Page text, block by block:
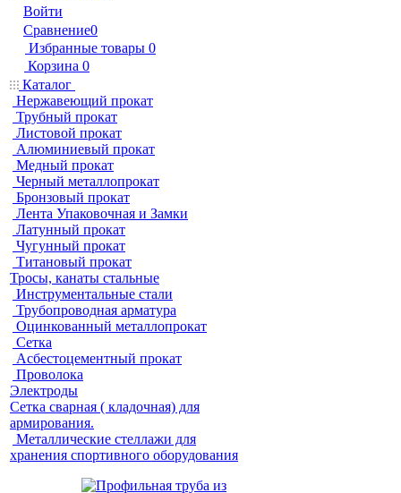
Войти
Сравнение0
Избранные товары 0
Корзина 0
Каталог
Нержавеющий прокат
Трубный прокат
Листовой прокат
Алюминиевый прокат
Медный прокат
Черный металлопрокат
Бронзовый прокат
Лента Упаковочная и Замки
Латунный прокат
Чугунный прокат
Титановый прокат
Тросы, канаты стальные
Инструментальные стали
Трубопроводная арматура
Оцинкованный металлопрокат
Сетка
Асбестоцементный прокат
Проволока
Электроды
Сетка сварная ( кладочная) для
армирования.
Металлические стеллажи для
хранения спортивного оборудования